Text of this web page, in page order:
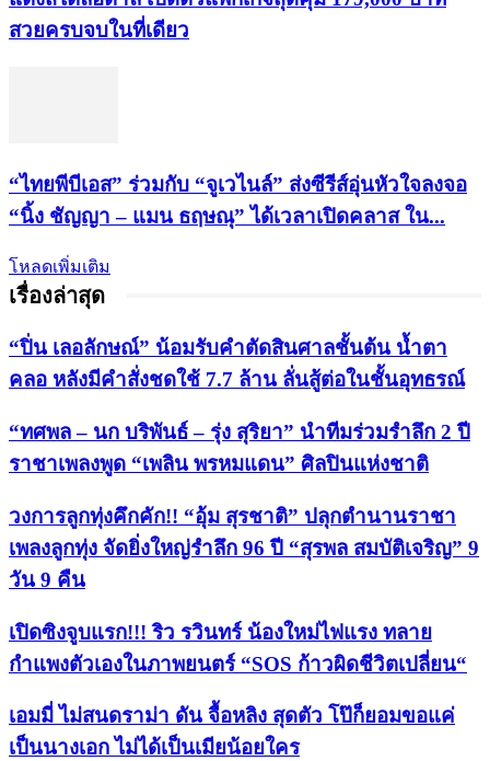
สวยครบจบในที่เดียว
“ไทยพีบีเอส” ร่วมกับ “จูเวไนล์” ส่งซีรีส์อุ่นหัวใจลงจอ
“นิ้ง ชัญญา – แมน ธฤษณุ” ได้เวลาเปิดคลาส ใน...
โหลดเพิ่มเติม
เรื่องล่าสุด
“ปิ่น เลอลักษณ์” น้อมรับคำตัดสินศาลชั้นต้น น้ำตา
คลอ หลังมีคำสั่งชดใช้ 7.7 ล้าน ลั่นสู้ต่อในชั้นอุทธรณ์
“ทศพล – นก บริพันธ์ – รุ่ง สุริยา” นำทีมร่วมรำลึก 2 ปี
ราชาเพลงพูด “เพลิน พรหมแดน” ศิลปินแห่งชาติ
วงการลูกทุ่งคึกคัก!! “อุ้ม สุรชาติ” ปลุกตำนานราชา
เพลงลูกทุ่ง จัดยิ่งใหญ่รำลึก 96 ปี “สุรพล สมบัติเจริญ” 9
วัน 9 คืน
เปิดซิงจูบแรก!!! ริว รวินทร์ น้องใหม่ไฟแรง ทลาย
กำแพงตัวเองในภาพยนตร์ “SOS ก้าวผิดชีวิตเปลี่ยน“
เอมมี่ ไม่สนดราม่า ดัน จื้อหลิง สุดตัว โป๊ก็ยอมขอแค่
เป็นนางเอก ไม่ได้เป็นเมียน้อยใคร